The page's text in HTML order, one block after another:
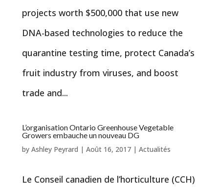
projects worth $500,000 that use new
DNA-based technologies to reduce the
quarantine testing time, protect Canada’s
fruit industry from viruses, and boost
trade and...
L’organisation Ontario Greenhouse Vegetable
Growers embauche un nouveau DG
by Ashley Peyrard | Août 16, 2017| Actualités
Le Conseil canadien de l’horticulture (CCH)